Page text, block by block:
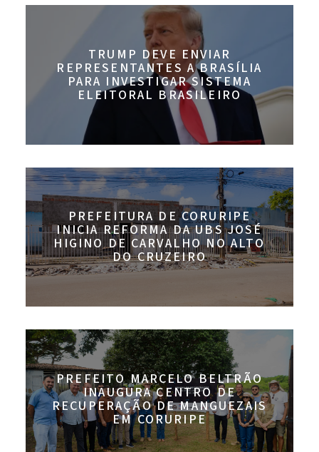
TRUMP DEVE ENVIAR
REPRESENTANTES A BRASÍLIA
PARA INVESTIGAR SISTEMA
ELEITORAL BRASILEIRO
PREFEITURA DE CORURIPE
INICIA REFORMA DA UBS JOSÉ
HIGINO DE CARVALHO NO ALTO
DO CRUZEIRO
PREFEITO MARCELO BELTRÃO
INAUGURA CENTRO DE
RECUPERAÇÃO DE MANGUEZAIS
EM CORURIPE